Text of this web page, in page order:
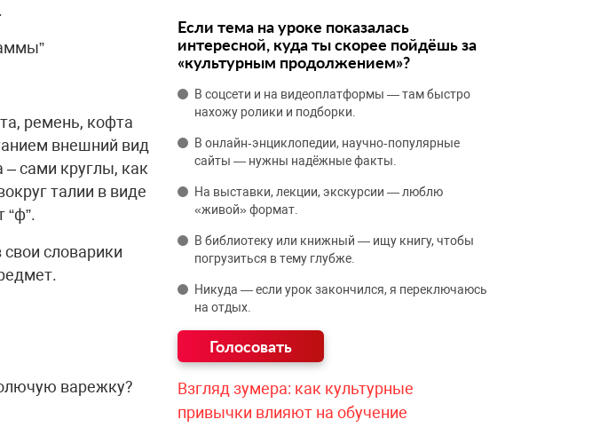
ремень, кофта
внешний вид
сами круглы, как
талии в виде
“ф”.
словарики
варежку?
Если тема на уроке показалась
интересной, куда ты скорее пойдёшь за
«культурным продолжением»?
В соцсети и на видеоплатформы — там быстро
нахожу ролики и подборки.
В онлайн‑энциклопедии, научно‑популярные
сайты — нужны надёжные факты.
На выставки, лекции, экскурсии — люблю
«живой» формат.
В библиотеку или книжный — ищу книгу, чтобы
погрузиться в тему глубже.
Никуда — если урок закончился, я переключаюсь
на отдых.
Взгляд зумера: как культурные
привычки влияют на обучение